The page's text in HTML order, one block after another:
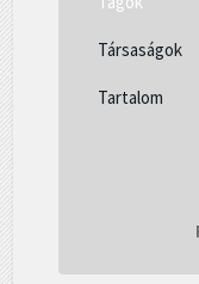
Társaságok
Tartalom